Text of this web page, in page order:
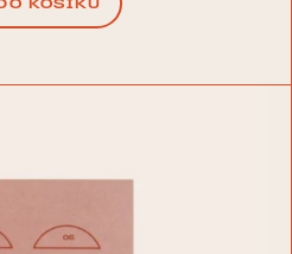
KOŠÍKU